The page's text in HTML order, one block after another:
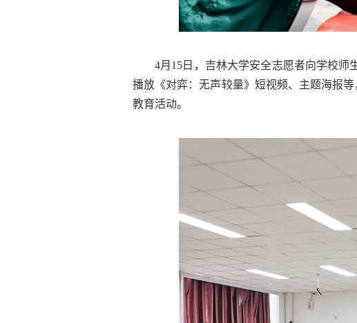
4月15日，吉林大学安全志愿者向学校
播放《对弈：无声较量》短视频、主题海报
教育活动。